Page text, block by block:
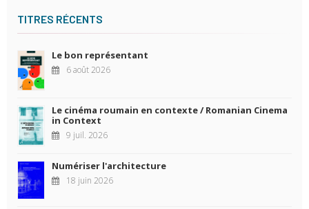
TITRES RÉCENTS
Le bon représentant
6 août 2026
Le cinéma roumain en contexte / Romanian Cinema
in Context
9 juil. 2026
Numériser l'architecture
18 juin 2026